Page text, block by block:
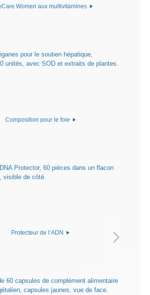
Women aux multivitamines
Composition pour le foie
Protecteur de l‘ADN